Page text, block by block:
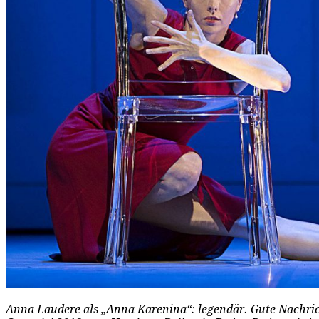
Anna Laudere als „Anna Karenina“: legendär. Gute